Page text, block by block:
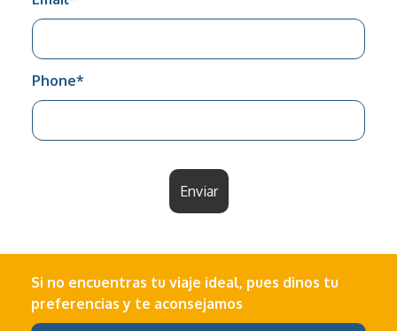
Phone*
Enviar
Si no encuentras tu viaje ideal, pues dinos tu
preferencias y te aconsejamos